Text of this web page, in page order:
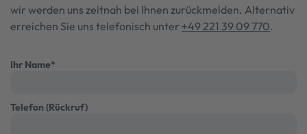
wir werden uns zeitnah bei Ihnen zurückmelden. Alternativ
erreichen Sie uns telefonisch unter +49 221 39 09 770.
Ihr Name*
Telefon (Rückruf)